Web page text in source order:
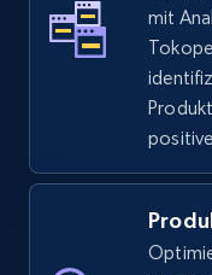
5.4K+
Amazon sellers
Seller id, URL,
info, Stars,
mit